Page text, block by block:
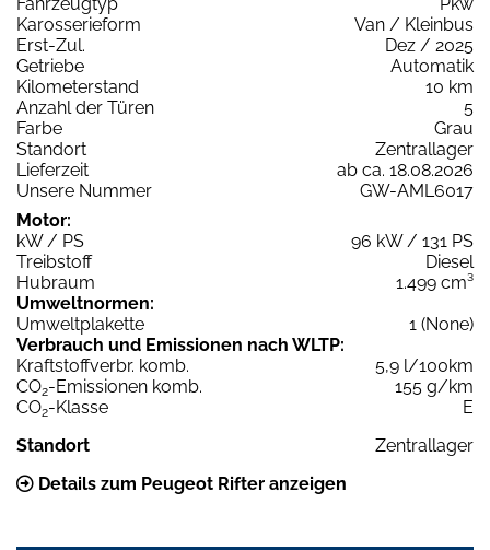
Karosserieform
Van / Kleinbus
Erst-Zul.
Dez / 2025
Getriebe
Automatik
Kilometerstand
10 km
Anzahl der Türen
5
Farbe
Grau
Standort
Zentrallager
Lieferzeit
ab ca. 18.08.2026
Unsere Nummer
GW-AML6017
Motor:
kW / PS
96 kW / 131 PS
Treibstoff
Diesel
Hubraum
1.499 cm³
Umweltnormen:
Umweltplakette
1 (None)
Verbrauch und Emissionen nach WLTP:
Kraftstoffverbr. komb.
5,9 l/100km
CO2-Emissionen komb.
155 g/km
CO2-Klasse
E
Standort
Zentrallager
Details zum Peugeot Rifter anzeigen